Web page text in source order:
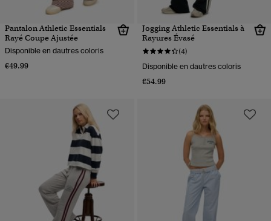
Pantalon Athletic Essentials
Rayé Coupe Ajustée
Disponible en dautres coloris
€49.99
Jogging Athletic Essentials à
Rayures Évasé
(4)
Disponible en dautres coloris
€54.99